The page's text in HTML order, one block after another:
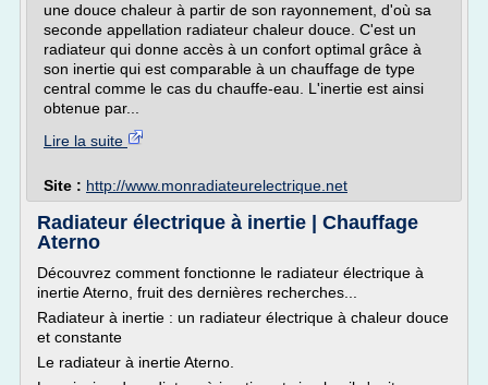
une douce chaleur à partir de son rayonnement, d'où sa
seconde appellation radiateur chaleur douce. C'est un
radiateur qui donne accès à un confort optimal grâce à
son inertie qui est comparable à un chauffage de type
central comme le cas du chauffe-eau. L'inertie est ainsi
obtenue par...
Lire la suite
Site : http://www.monradiateurelectrique.net
Radiateur électrique à inertie | Chauffage
Aterno
Découvrez comment fonctionne le radiateur électrique à
inertie Aterno, fruit des dernières recherches...
Radiateur à inertie : un radiateur électrique à chaleur douce
et constante
Le radiateur à inertie Aterno.